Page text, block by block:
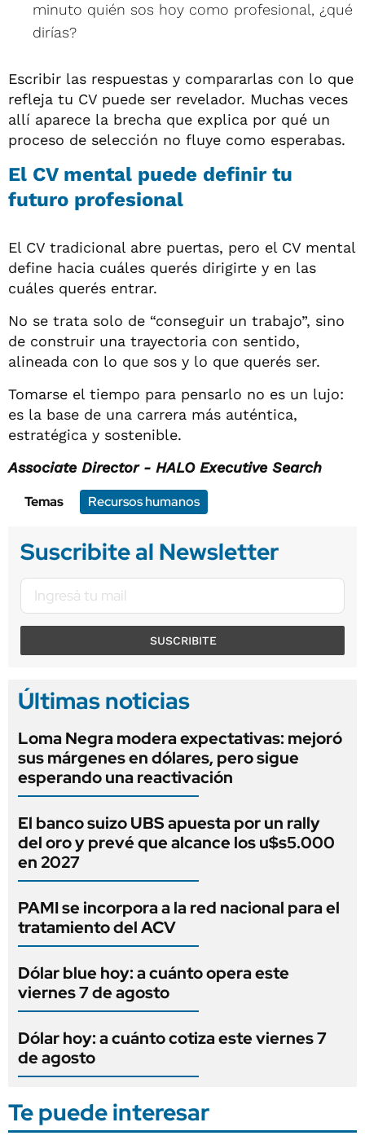
minuto quién sos hoy como profesional, ¿qué
dirías?
Escribir las respuestas y compararlas con lo que
refleja tu CV puede ser revelador. Muchas veces
allí aparece la brecha que explica por qué un
proceso de selección no fluye como esperabas.
El CV mental puede definir tu
futuro profesional
El CV tradicional abre puertas, pero el CV mental
define hacia cuáles querés dirigirte y en las
cuáles querés entrar.
No se trata solo de “conseguir un trabajo”, sino
de construir una trayectoria con sentido,
alineada con lo que sos y lo que querés ser.
Tomarse el tiempo para pensarlo no es un lujo:
es la base de una carrera más auténtica,
estratégica y sostenible.
Associate Director - HALO Executive Search
Temas
Recursos humanos
Suscribite al Newsletter
SUSCRIBITE
Últimas noticias
Loma Negra modera expectativas: mejoró
sus márgenes en dólares, pero sigue
esperando una reactivación
El banco suizo UBS apuesta por un rally
del oro y prevé que alcance los u$s5.000
en 2027
PAMI se incorpora a la red nacional para el
tratamiento del ACV
Dólar blue hoy: a cuánto opera este
viernes 7 de agosto
Dólar hoy: a cuánto cotiza este viernes 7
de agosto
Te puede interesar